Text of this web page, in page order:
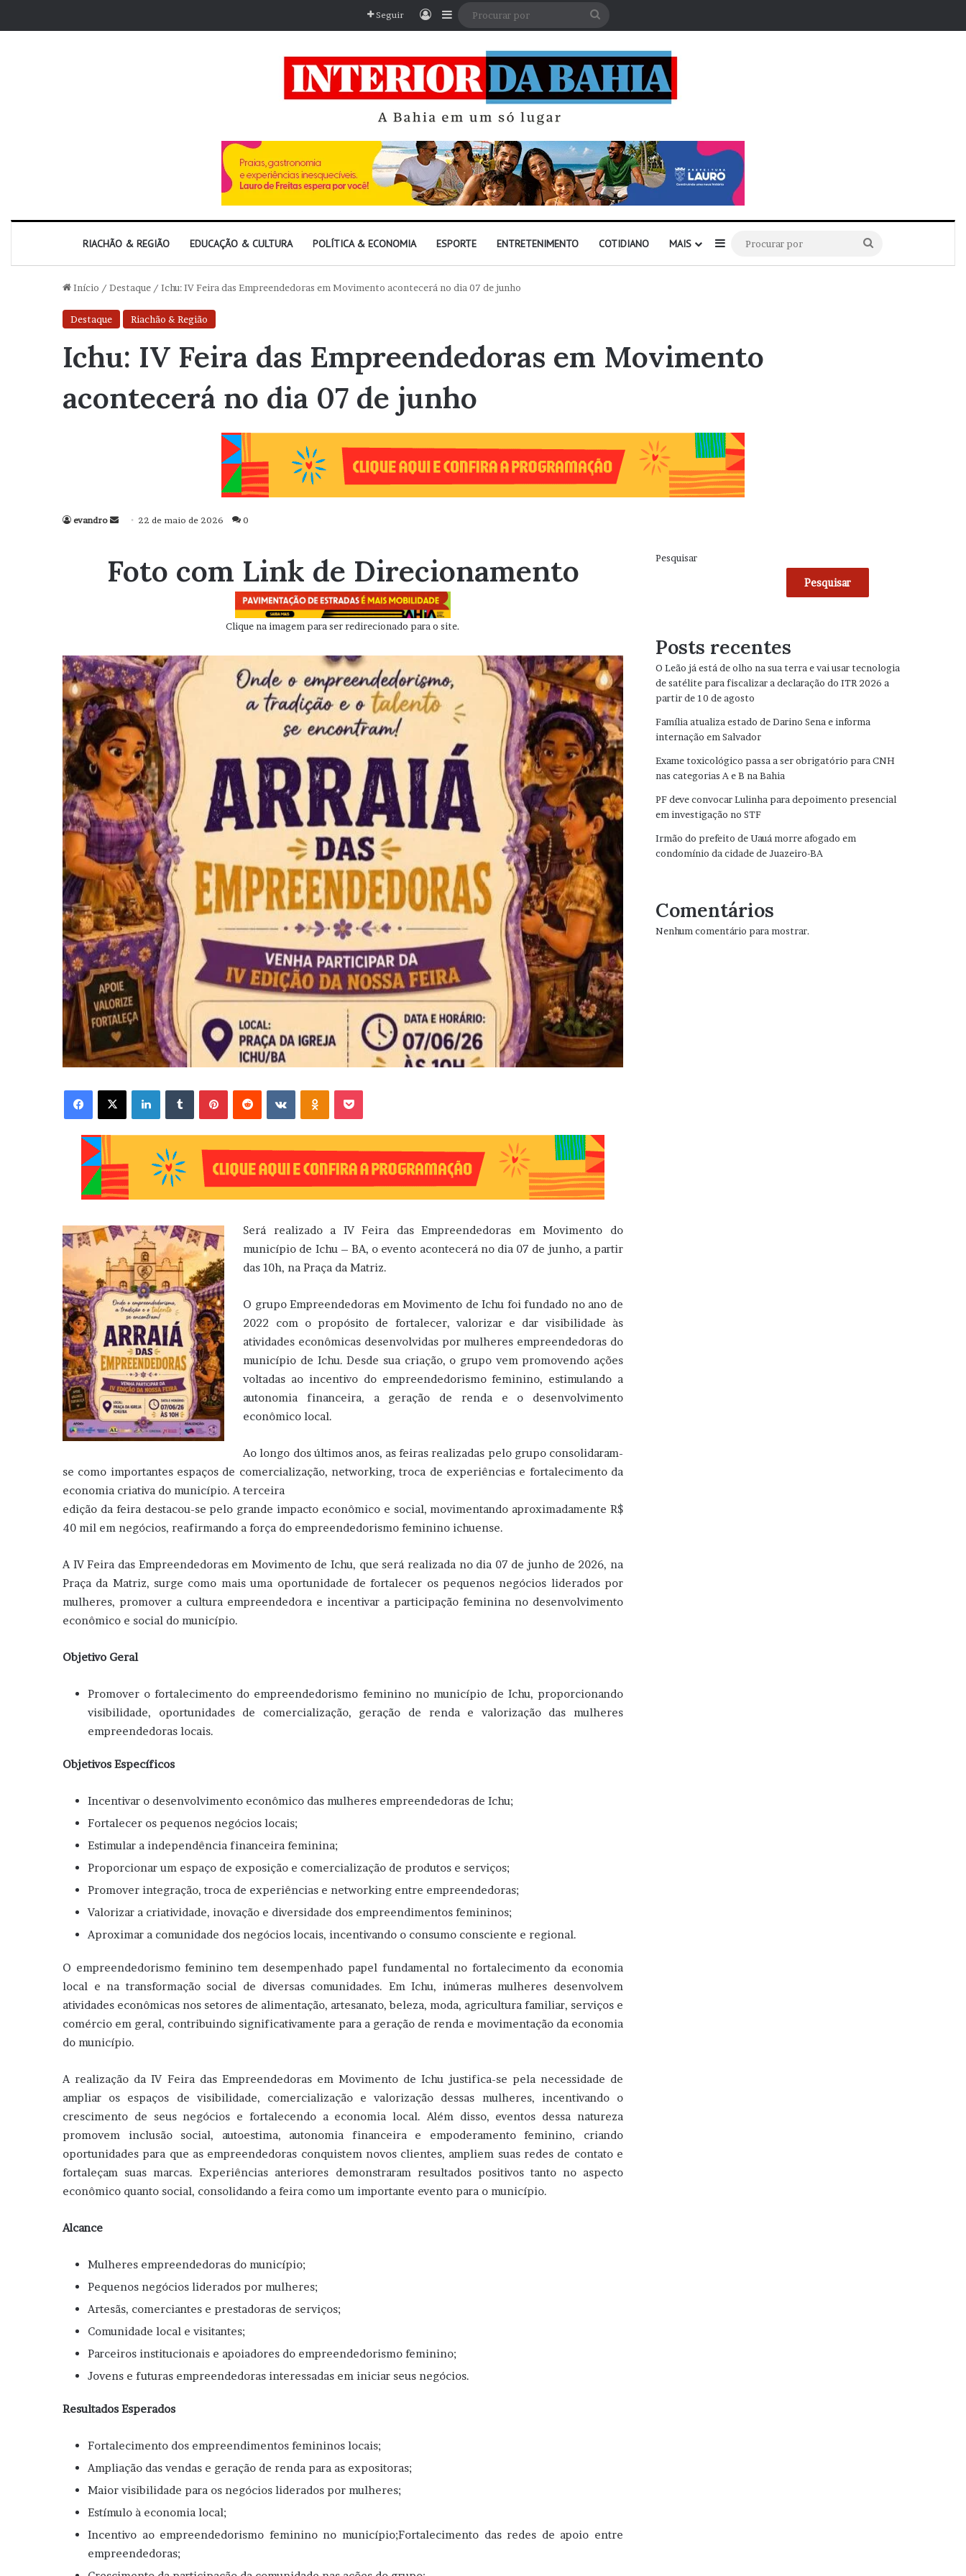
Seguir EntrarBarra Lateral
RIACHÃO & REGIÃO EDUCAÇÃO & CULTURA POLÍTICA & ECONOMIA ESPORTE ENTRETENIMENTO COTIDIANO MAIS Barra Lateral
por
Início / Destaque / Ichu: IV Feira das Empreendedoras em Movimento acontecerá no dia 07 de junho
Destaque Riachão & Região
Ichu: IV Feira das Empreendedoras em Movimento
acontecerá no dia 07 de junho
evandro
Mande
mail
22 de maio de 2026 0
Foto com Link de Direcionamento
Clique na imagem para ser redirecionado para o site.
Facebook X Linkedin VK OK
Será realizado a IV Feira das Empreendedoras em Movimento do
município de Ichu – BA, o evento acontecerá no dia 07 de junho, a partir
das 10h, na Praça da Matriz.
O grupo Empreendedoras em Movimento de Ichu foi fundado no ano de
2022 com o propósito de fortalecer, valorizar e dar visibilidade às
atividades econômicas desenvolvidas por mulheres empreendedoras do
município de Ichu. Desde sua criação, o grupo vem promovendo ações
voltadas ao incentivo do empreendedorismo feminino, estimulando a
autonomia financeira, a geração de renda e o desenvolvimento
econômico local.
Ao longo dos últimos anos, as feiras realizadas pelo grupo consolidaram-
se como importantes espaços de comercialização, networking, troca de experiências e fortalecimento da
economia criativa do município. A terceira
edição da feira destacou-se pelo grande impacto econômico e social, movimentando aproximadamente R$
40 mil em negócios, reafirmando a força do empreendedorismo feminino ichuense.
A IV Feira das Empreendedoras em Movimento de Ichu, que será realizada no dia 07 de junho de 2026, na
Praça da Matriz, surge como mais uma oportunidade de fortalecer os pequenos negócios liderados por
mulheres, promover a cultura empreendedora e incentivar a participação feminina no desenvolvimento
econômico e social do município.
Objetivo Geral
Promover o fortalecimento do empreendedorismo feminino no município de Ichu, proporcionando
visibilidade, oportunidades de comercialização, geração de renda e valorização das mulheres
empreendedoras locais.
Objetivos Específicos
Incentivar o desenvolvimento econômico das mulheres empreendedoras de Ichu;
Fortalecer os pequenos negócios locais;
Estimular a independência financeira feminina;
Proporcionar um espaço de exposição e comercialização de produtos e serviços;
Promover integração, troca de experiências e networking entre empreendedoras;
Valorizar a criatividade, inovação e diversidade dos empreendimentos femininos;
Aproximar a comunidade dos negócios locais, incentivando o consumo consciente e regional.
O empreendedorismo feminino tem desempenhado papel fundamental no fortalecimento da economia
local e na transformação social de diversas comunidades. Em Ichu, inúmeras mulheres desenvolvem
atividades econômicas nos setores de alimentação, artesanato, beleza, moda, agricultura familiar, serviços e
comércio em geral, contribuindo significativamente para a geração de renda e movimentação da economia
do município.
A realização da IV Feira das Empreendedoras em Movimento de Ichu justifica-se pela necessidade de
ampliar os espaços de visibilidade, comercialização e valorização dessas mulheres, incentivando o
crescimento de seus negócios e fortalecendo a economia local. Além disso, eventos dessa natureza
promovem inclusão social, autoestima, autonomia financeira e empoderamento feminino, criando
oportunidades para que as empreendedoras conquistem novos clientes, ampliem suas redes de contato e
fortaleçam suas marcas. Experiências anteriores demonstraram resultados positivos tanto no aspecto
econômico quanto social, consolidando a feira como um importante evento para o município.
Alcance
Mulheres empreendedoras do município;
Pequenos negócios liderados por mulheres;
Artesãs, comerciantes e prestadoras de serviços;
Comunidade local e visitantes;
Parceiros institucionais e apoiadores do empreendedorismo feminino;
Jovens e futuras empreendedoras interessadas em iniciar seus negócios.
Resultados Esperados
Fortalecimento dos empreendimentos femininos locais;
Ampliação das vendas e geração de renda para as expositoras;
Maior visibilidade para os negócios liderados por mulheres;
Estímulo à economia local;
Incentivo ao empreendedorismo feminino no município;Fortalecimento das redes de apoio entre
empreendedoras;
Pesquisar
Pesquisar
Posts recentes
O Leão já está de olho na sua terra e vai usar tecnologia
de satélite para fiscalizar a declaração do ITR 2026 a
partir de 10 de agosto
Família atualiza estado de Darino Sena e informa
internação em Salvador
Exame toxicológico passa a ser obrigatório para CNH
nas categorias A e B na Bahia
PF deve convocar Lulinha para depoimento presencial
em investigação no STF
Irmão do prefeito de Uauá morre afogado em
condomínio da cidade de Juazeiro-BA
Comentários
Nenhum comentário para mostrar.